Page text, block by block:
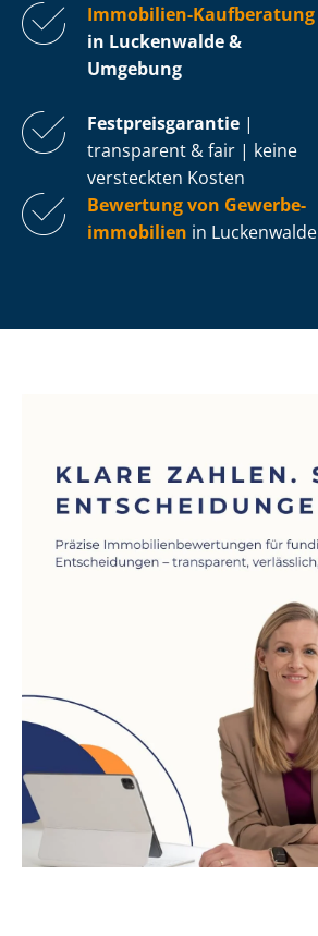
Immobilien-Kaufberatung
in Luckenwalde &
Umgebung
Fest­preis­ga­ran­tie |
transparent & fair | keine
versteckten Kosten
Bewertung von Ge­wer­be­
im­mo­bi­li­en in Luckenwalde